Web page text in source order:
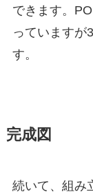
できます。
っていますが
す。
完成図
続いて、組み